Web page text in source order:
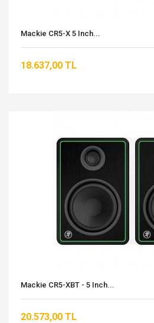
Mackie CR5-X 5 Inch...
18.637,00 TL
Mackie CR5-XBT - 5 Inch...
20.573,00 TL